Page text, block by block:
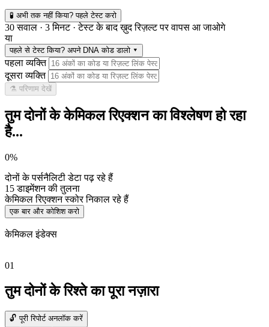
🧪 अभी तक नहीं किया? पहले टेस्ट करो
30 सवाल · 3 मिनट · टेस्ट के बाद ख़ुद रिज़ल्ट पर वापस आ जाओगे
या
पहले से टेस्ट किया? अपने DNA कोड डालो ▾
पहला व्यक्ति
दूसरा व्यक्ति
⚗️ परिणाम देखें
तुम दोनों के केमिकल रिएक्शन का विश्लेषण हो रहा
है...
0%
दोनों के पर्सनैलिटी डेटा पढ़ रहे हैं
15 डाइमेंशन की तुलना
केमिकल रिएक्शन स्कोर निकाल रहे हैं
एक बार और कोशिश करो
केमिकल इंडेक्स
01
तुम दोनों के रिश्ते का पूरा नज़ारा
🔓 पूरी रिपोर्ट अनलॉक करें